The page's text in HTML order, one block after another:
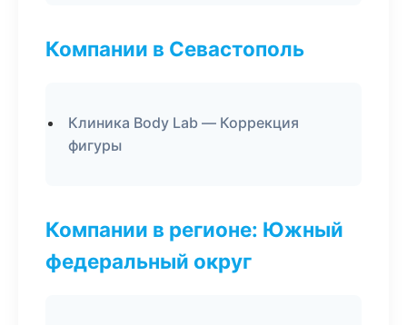
Компании в Севастополь
Клиника Body Lab — Коррекция
фигуры
Компании в регионе: Южный
федеральный округ